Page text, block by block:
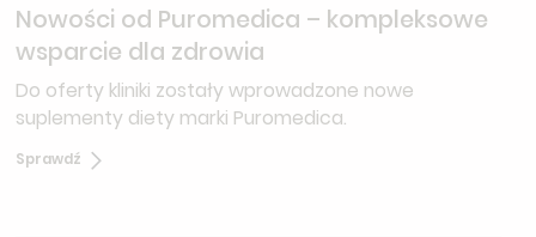
Nowości od Puromedica – kompleksowe
wsparcie dla zdrowia
Do oferty kliniki zostały wprowadzone nowe
suplementy diety marki Puromedica.
Sprawdź